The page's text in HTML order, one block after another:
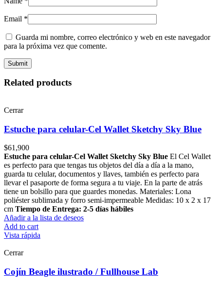
Email *
Guarda mi nombre, correo electrónico y web en este navegador
para la próxima vez que comente.
Related products
Cerrar
Estuche para celular-Cel Wallet Sketchy Sky Blue
$61,900
Estuche para celular-Cel Wallet Sketchy Sky Blue El Cel Wallet
es perfecto para que tengas tus objetos del día a día a la mano,
guarda tu celular, documentos y llaves, también es perfecto para
llevar el pasaporte de forma segura a tu viaje. En la parte de atrás
tiene un bolsillo para que guardes monedas. Materiales: Lona
poliéster sublimada y forro semi-impermeable Medidas: 10 x 2 x 17
cm Tiempo de Entrega: 2-5 días hábiles
Añadir a la lista de deseos
Add to cart
Vista rápida
Cerrar
Cojín Beagle ilustrado / Fullhouse Lab